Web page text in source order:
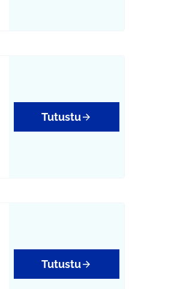
Tutustu
Tutustu